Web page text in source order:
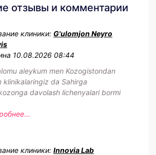
отзывы и комментарии
клиники: G'ulomjon Neyro
10.08.2026 08:44
aleykum men Kozogistondan
klinikalaringiz da Sahirga
davolash lichenyalari bormi
клиники: Innovia Lab